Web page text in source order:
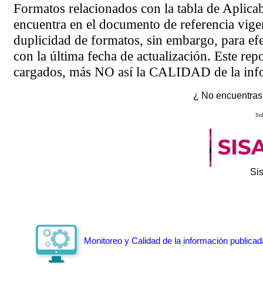
Formatos relacionados con la tabla de
encuentra en el documento de referencia
duplicidad de formatos, sin embargo, para
con la última fecha de actualización. Este
cargados, más NO así la CALIDAD de la
¿ No
Monitoreo y Calidad de la información